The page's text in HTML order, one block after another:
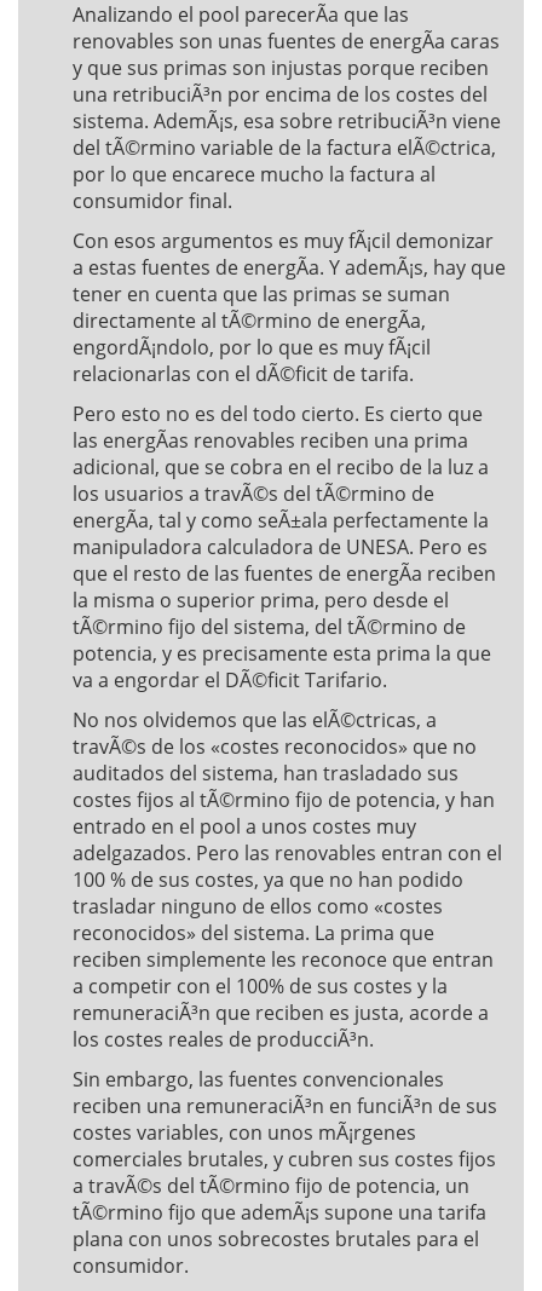
Analizando el pool parecerÃ­a que las
renovables son unas fuentes de energÃ­a caras
y que sus primas son injustas porque reciben
una retribuciÃ³n por encima de los costes del
sistema. AdemÃ¡s, esa sobre retribuciÃ³n viene
del tÃ©rmino variable de la factura elÃ©ctrica,
por lo que encarece mucho la factura al
consumidor final.
Con esos argumentos es muy fÃ¡cil demonizar
a estas fuentes de energÃ­a. Y ademÃ¡s, hay que
tener en cuenta que las primas se suman
directamente al tÃ©rmino de energÃ­a,
engordÃ¡ndolo, por lo que es muy fÃ¡cil
relacionarlas con el dÃ©ficit de tarifa.
Pero esto no es del todo cierto. Es cierto que
las energÃ­as renovables reciben una prima
adicional, que se cobra en el recibo de la luz a
los usuarios a travÃ©s del tÃ©rmino de
energÃ­a, tal y como seÃ±ala perfectamente la
manipuladora calculadora de UNESA. Pero es
que el resto de las fuentes de energÃ­a reciben
la misma o superior prima, pero desde el
tÃ©rmino fijo del sistema, del tÃ©rmino de
potencia, y es precisamente esta prima la que
va a engordar el DÃ©ficit Tarifario.
No nos olvidemos que las elÃ©ctricas, a
travÃ©s de los «costes reconocidos» que no
auditados del sistema, han trasladado sus
costes fijos al tÃ©rmino fijo de potencia, y han
entrado en el pool a unos costes muy
adelgazados. Pero las renovables entran con el
100 % de sus costes, ya que no han podido
trasladar ninguno de ellos como «costes
reconocidos» del sistema. La prima que
reciben simplemente les reconoce que entran
a competir con el 100% de sus costes y la
remuneraciÃ³n que reciben es justa, acorde a
los costes reales de producciÃ³n.
Sin embargo, las fuentes convencionales
reciben una remuneraciÃ³n en funciÃ³n de sus
costes variables, con unos mÃ¡rgenes
comerciales brutales, y cubren sus costes fijos
a travÃ©s del tÃ©rmino fijo de potencia, un
tÃ©rmino fijo que ademÃ¡s supone una tarifa
plana con unos sobrecostes brutales para el
consumidor.